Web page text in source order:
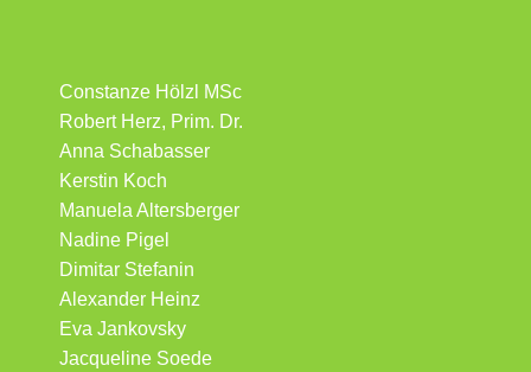
Constanze Hölzl MSc
Robert Herz, Prim. Dr.
Anna Schabasser
Kerstin Koch
Manuela Altersberger
Nadine Pigel
Dimitar Stefanin
Alexander Heinz
Eva Jankovsky
Jacqueline Soede